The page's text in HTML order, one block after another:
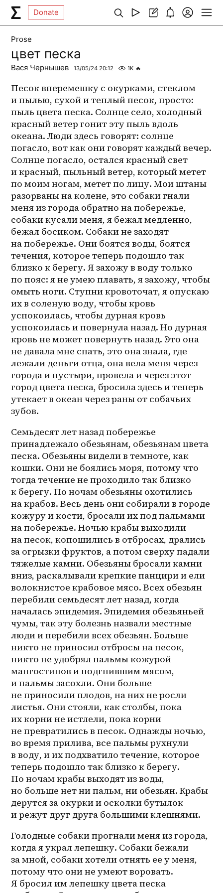
Donate
Prose
цвет песка
Вася Чернышев 13/05/24 20:12 1K 🔥
Песок вперемешку с окурками, стеклом
и пылью, сухой и теплый песок, просто:
пыль цвета песка. Солнце село, холодный
красный ветер гонит эту пыль вдоль
океана. Люди здесь говорят: солнце
погасло, вот как они говорят каждый вечер.
Солнце погасло, остался красный свет
и красный, пыльный ветер, который метет
по моим ногам, метет по лицу. Мои штаны
разорваны на колене, это собаки гнали
меня из города обратно на побережье,
собаки кусали меня, я бежал медленно,
бежал босиком. Собаки не заходят
на побережье. Они боятся воды, боятся
течения, которое теперь подошло так
близко к берегу. Я захожу в воду только
по пояс: я не умею плавать, я захожу, чтобы
омыть ноги. Ступни кровоточат, я опускаю
их в соленую воду, чтобы кровь
успокоилась, чтобы дурная кровь
успокоилась и повернула назад. Но дурная
кровь не может повернуть назад. Это она
не давала мне спать, это она знала, где
лежали деньги отца, она вела меня через
города и пустыри, провела и через этот
город цвета песка, бросила здесь и теперь
утекает в океан через раны от собачьих
зубов.
Семьдесят лет назад побережье
принадлежало обезьянам, обезьянам цвета
песка. Обезьяны видели в темноте, как
кошки. Они не боялись моря, потому что
тогда течение не проходило так близко
к берегу. По ночам обезьяны охотились
на крабов. Весь день они собирали в городе
кожуру и кости, бросали их под пальмами
на побережье. Ночью крабы выходили
на песок, копошились в отбросах, дрались
за огрызки фруктов, а потом сверху падали
тяжелые камни. Обезьяны бросали камни
вниз, раскалывали крепкие панцири и ели
волокнистое крабовое мясо. Всех обезьян
перебили семьдесят лет назад, когда
началась эпидемия. Эпидемия обезьяньей
чумы, так эту болезнь назвали местные
люди и перебили всех обезьян. Больше
никто не приносил отбросы на песок,
никто не удобрял пальмы кожурой
мангостинов и подгнившим мясом,
и пальмы засохли. Они больше
не приносили плодов, на них не росли
листья. Они стояли, как столбы, пока
их корни не истлели, пока корни
не превратились в песок. Однажды ночью,
во время прилива, все пальмы рухнули
в воду, и их подхватило течение, которое
теперь подошло так близко к берегу.
По ночам крабы выходят из воды,
но больше нет ни пальм, ни обезьян. Крабы
дерутся за окурки и осколки бутылок
и режут друг друга большими клешнями.
Голодные собаки прогнали меня из города,
когда я украл лепешку. Собаки бежали
за мной, собаки хотели отнять ее у меня,
потому что они не умеют воровать.
Я бросил им лепешку цвета песка